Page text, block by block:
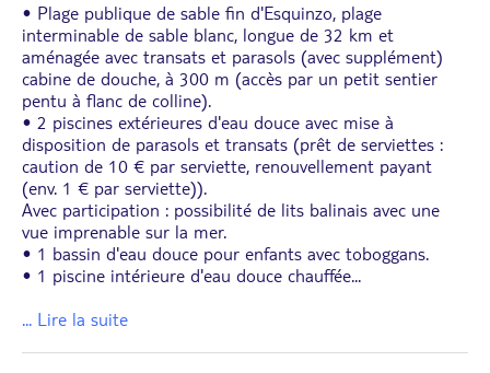
• Plage publique de sable fin d'Esquinzo, plage
interminable de sable blanc, longue de 32 km et
aménagée avec transats et parasols (avec supplément)
cabine de douche, à 300 m (accès par un petit sentier
pentu à flanc de colline).
• 2 piscines extérieures d'eau douce avec mise à
disposition de parasols et transats (prêt de serviettes :
caution de 10 € par serviette, renouvellement payant
(env. 1 € par serviette)).
Avec participation : possibilité de lits balinais avec une
vue imprenable sur la mer.
• 1 bassin d'eau douce pour enfants avec toboggans.
• 1 piscine intérieure d'eau douce chauffée...
... Lire la suite